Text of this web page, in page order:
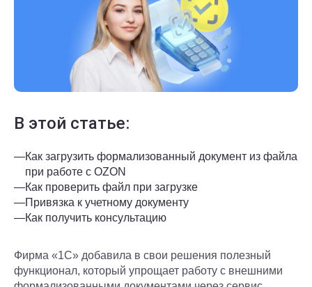
В этой статье:
—Как загрузить формализованный документ из файла
при работе с OZON
—Как проверить файл при загрузке
—Привязка к учетному документу
—Как получить консультацию
Фирма «1С» добавила в свои решения полезный
функционал, который упрощает работу с внешними